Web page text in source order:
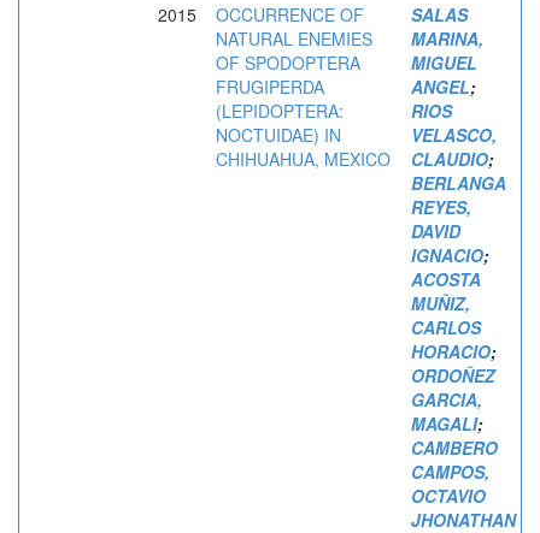
2015
OCCURRENCE OF
NATURAL ENEMIES
OF SPODOPTERA
FRUGIPERDA
(LEPIDOPTERA:
NOCTUIDAE) IN
CHIHUAHUA, MEXICO
SALAS
MARINA,
MIGUEL
ANGEL;
RIOS
VELASCO,
CLAUDIO;
BERLANGA
REYES,
DAVID
IGNACIO;
ACOSTA
MUÑIZ,
CARLOS
HORACIO;
ORDOÑEZ
GARCIA,
MAGALI;
CAMBERO
CAMPOS,
OCTAVIO
JHONATHAN